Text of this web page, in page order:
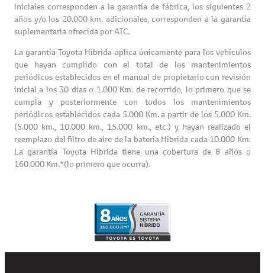
iniciales corresponden a la garantía de fábrica, los siguientes 2
años y/o los 20.000 km. adicionales, corresponden a la garantía
suplementaria ofrecida por ATC.
La garantía Toyota Híbrida aplica únicamente para los vehículos
que hayan cumplido con el total de los mantenimientos
periódicos establecidos en el manual de propietario con revisión
inicial a los 30 días o 1.000 Km. de recorrido, lo primero que se
cumpla y posteriormente con todos los mantenimientos
periódicos establecidos cada 5.000 Km. a partir de los 5.000 Km.
(5.000 km., 10.000 km., 15.000 km., etc.) y hayan realizado el
reemplazo del filtro de aire de la batería Híbrida cada 10.000 Km.
La garantía Toyota Híbrida tiene una cobertura de 8 años o
160.000 Km.*(lo primero que ocurra).